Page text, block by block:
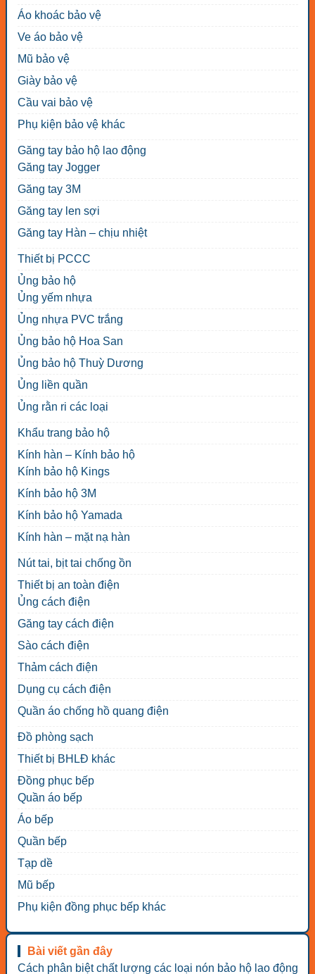
Áo khoác bảo vệ
Ve áo bảo vệ
Mũ bảo vệ
Giày bảo vệ
Cầu vai bảo vệ
Phụ kiện bảo vệ khác
Găng tay bảo hộ lao động
Găng tay Jogger
Găng tay 3M
Găng tay len sợi
Găng tay Hàn – chịu nhiệt
Thiết bị PCCC
Ủng bảo hộ
Ủng yếm nhựa
Ủng nhựa PVC trắng
Ủng bảo hộ Hoa San
Ủng bảo hộ Thuỳ Dương
Ủng liền quần
Ủng rằn ri các loại
Khẩu trang bảo hộ
Kính hàn – Kính bảo hộ
Kính bảo hộ Kings
Kính bảo hộ 3M
Kính bảo hộ Yamada
Kính hàn – mặt nạ hàn
Nút tai, bịt tai chống ồn
Thiết bị an toàn điện
Ủng cách điện
Găng tay cách điện
Sào cách điện
Thảm cách điện
Dụng cụ cách điện
Quần áo chống hồ quang điện
Đồ phòng sạch
Thiết bị BHLĐ khác
Đồng phục bếp
Quần áo bếp
Áo bếp
Quần bếp
Tạp dề
Mũ bếp
Phụ kiện đồng phục bếp khác
Bài viết gần đây
Cách phân biệt chất lượng các loại nón bảo hộ lao động